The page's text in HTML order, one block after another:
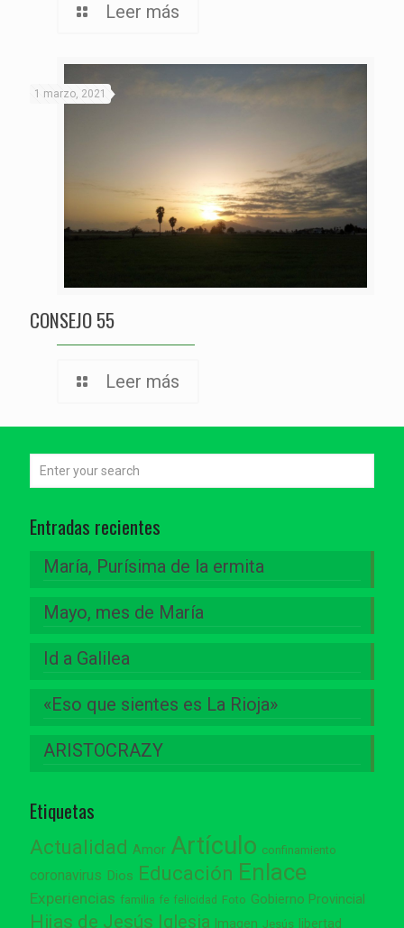
Leer más
1 marzo, 2021
CONSEJO 55
Leer más
Entradas recientes
María, Purísima de la ermita
Mayo, mes de María
Id a Galilea
«Eso que sientes es La Rioja»
ARISTOCRAZY
Etiquetas
Actualidad Amor Artículo confinamiento
coronavirus Dios Educación Enlace
Experiencias familia fe felicidad Foto Gobierno Provincial
Hijas de Jesús Iglesia Imagen Jesús libertad